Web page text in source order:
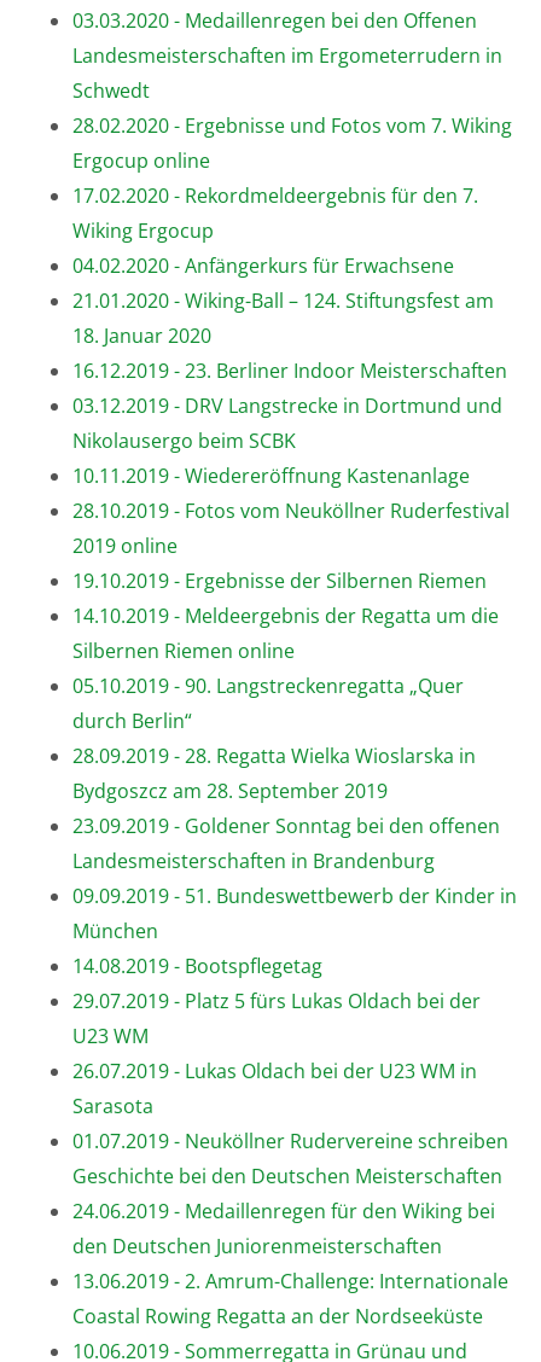
03.03.2020 - Medaillenregen bei den Offenen
Landesmeisterschaften im Ergometerrudern in
Schwedt
28.02.2020 - Ergebnisse und Fotos vom 7. Wiking
Ergocup online
17.02.2020 - Rekordmeldeergebnis für den 7.
Wiking Ergocup
04.02.2020 - Anfängerkurs für Erwachsene
21.01.2020 - Wiking-Ball – 124. Stiftungsfest am
18. Januar 2020
16.12.2019 - 23. Berliner Indoor Meisterschaften
03.12.2019 - DRV Langstrecke in Dortmund und
Nikolausergo beim SCBK
10.11.2019 - Wiedereröffnung Kastenanlage
28.10.2019 - Fotos vom Neuköllner Ruderfestival
2019 online
19.10.2019 - Ergebnisse der Silbernen Riemen
14.10.2019 - Meldeergebnis der Regatta um die
Silbernen Riemen online
05.10.2019 - 90. Langstreckenregatta „Quer
durch Berlin“
28.09.2019 - 28. Regatta Wielka Wioslarska in
Bydgoszcz am 28. September 2019
23.09.2019 - Goldener Sonntag bei den offenen
Landesmeisterschaften in Brandenburg
09.09.2019 - 51. Bundeswettbewerb der Kinder in
München
14.08.2019 - Bootspflegetag
29.07.2019 - Platz 5 fürs Lukas Oldach bei der
U23 WM
26.07.2019 - Lukas Oldach bei der U23 WM in
Sarasota
01.07.2019 - Neuköllner Rudervereine schreiben
Geschichte bei den Deutschen Meisterschaften
24.06.2019 - Medaillenregen für den Wiking bei
den Deutschen Juniorenmeisterschaften
13.06.2019 - 2. Amrum-Challenge: Internationale
Coastal Rowing Regatta an der Nordseeküste
10.06.2019 - Sommerregatta in Grünau und